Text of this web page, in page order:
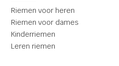
Riemen voor heren
Riemen voor dames
Kinderriemen
Leren riemen